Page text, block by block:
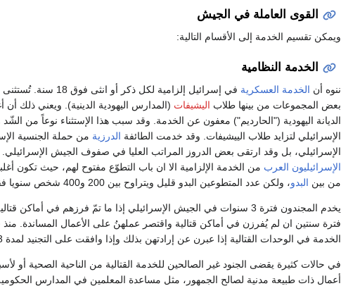
القوى العاملة في الجيش
ويمكن تقسيم الخدمة إلى الأقسام التالية:
الخدمة النظامية
ننوه أن الخدمة العسكرية
في إسرائيل إلزامية لكل ذكر
بعض المجموعات من بينها طلاب اليشيفات (المدارس اليهودية الدينية). ويعني ذلك أن
الديانة اليهودية ("الحارديم") معفون عن الخدمة. وقد سبب هذا الإستثناء نوعاً من
الإسرائيلي لتزايد طلاب الييشيفات. وقد خدمت الطائفة الدرزية من حملة الجنسية
الإسرائيلي، بل وقد ارتقى بعض الدروز المراتب العليا في صفوف الجيش
الإسرائيليون العرب من الخدمة الإلزامية الا ان باب التطوّع مفتوح لهم، حيث تكون
من بين البدو، ولكن عدد المتطوعين البدو قليل ويتراوح بين 200 و400 شخص سنويا فقط
يخدم المجندون فترة 3 سنوات في الجيش الإسرائيلي إذا ما تمّ فرزهم في أماكن
الخدمة في الوحدات القتالية إذا عبرن عن إرادتهن بذلك وإذا وافقت على التجنيد لمدة 3 سنوات.
في حالات كثيرة يقضى الجنود غير الصالحين للخدمة القتالية من الناحية الصحية أو
أعمال ذات طبيعة مدنية لصالح الجمهور، مثل مساعدة المعلمين في المدارس